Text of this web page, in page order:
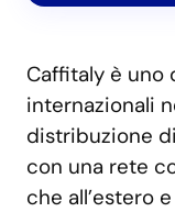
Caffitaly è
internazionali
distribuzione
con una rete
che all’estero